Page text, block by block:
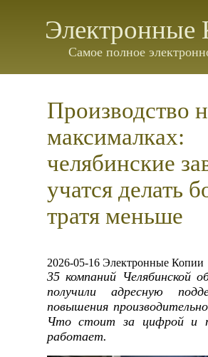
Электронные
Самое полное
Производство
максималках:
челябинские
учатся делать
тратя меньше
2026-05-16 Электронные Копии
35 компаний Челябинской
получили адресную
повышения
Что стоит за цифрой и
работает.